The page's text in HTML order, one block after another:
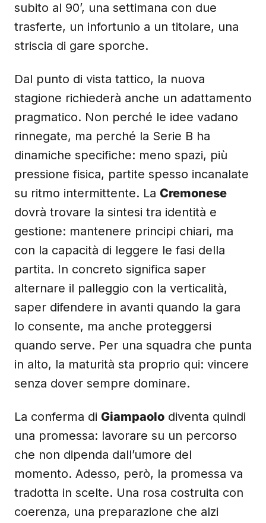
subito al 90’, una settimana con due
trasferte, un infortunio a un titolare, una
striscia di gare sporche.
Dal punto di vista tattico, la nuova
stagione richiederà anche un adattamento
pragmatico. Non perché le idee vadano
rinnegate, ma perché la Serie B ha
dinamiche specifiche: meno spazi, più
pressione fisica, partite spesso incanalate
su ritmo intermittente. La Cremonese
dovrà trovare la sintesi tra identità e
gestione: mantenere principi chiari, ma
con la capacità di leggere le fasi della
partita. In concreto significa saper
alternare il palleggio con la verticalità,
saper difendere in avanti quando la gara
lo consente, ma anche proteggersi
quando serve. Per una squadra che punta
in alto, la maturità sta proprio qui: vincere
senza dover sempre dominare.
La conferma di Giampaolo diventa quindi
una promessa: lavorare su un percorso
che non dipenda dall’umore del
momento. Adesso, però, la promessa va
tradotta in scelte. Una rosa costruita con
coerenza, una preparazione che alzi